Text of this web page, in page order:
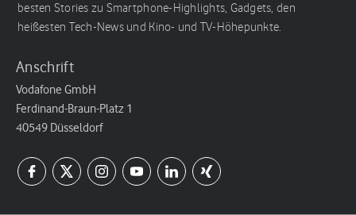
besten Stories zu Smartphone-Highlights, Gadgets, den
heißesten Tech-News und Kino- und TV-Höhepunkte.
Anschrift
Vodafone GmbH
Ferdinand-Braun-Platz 1
40549 Düsseldorf